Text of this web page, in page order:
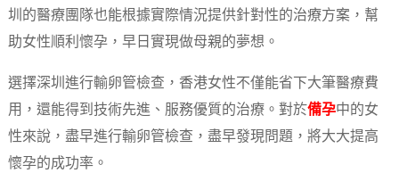
圳的醫療團隊也能根據實際情況提供針對性的治療方案，幫
助女性順利懷孕，早日實現做母親的夢想。
選擇深圳進行輸卵管檢查，香港女性不僅能省下大筆醫療費
用，還能得到技術先進、服務優質的治療。對於備孕中的女
性來說，盡早進行輸卵管檢查，盡早發現問題，將大大提高
懷孕的成功率。